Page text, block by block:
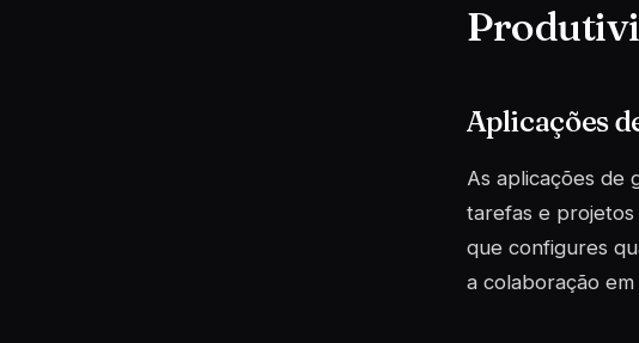
Aplicações
As aplicações de
tarefas e projetos
que configures
a colaboração